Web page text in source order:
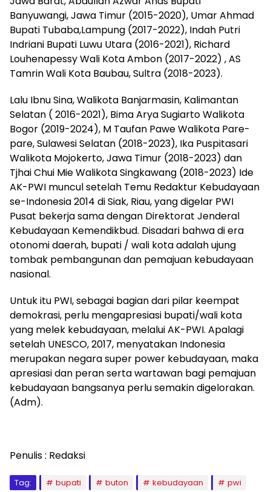
Banyuwangi, Jawa Timur (2015-2020), Umar Ahmad
Bupati Tubaba,Lampung (2017-2022), Indah Putri
Indriani Bupati Luwu Utara (2016-2021), Richard
Louhenapessy Wali Kota Ambon (2017-2022) , AS
Tamrin Wali Kota Baubau, Sultra (2018-2023).
Lalu Ibnu Sina, Walikota Banjarmasin, Kalimantan
Selatan ( 2016-2021), Bima Arya Sugiarto Walikota
Bogor (2019-2024), M Taufan Pawe Walikota Pare-
pare, Sulawesi Selatan (2018-2023), Ika Puspitasari
Walikota Mojokerto, Jawa Timur (2018-2023) dan
Tjhai Chui Mie Walikota Singkawang (2018-2023) Ide
AK-PWI muncul setelah Temu Redaktur Kebudayaan
se-Indonesia 2014 di Siak, Riau, yang digelar PWI
Pusat bekerja sama dengan Direktorat Jenderal
Kebudayaan Kemendikbud. Disadari bahwa di era
otonomi daerah, bupati / wali kota adalah ujung
tombak pembangunan dan pemajuan kebudayaan
nasional.
Untuk itu PWI, sebagai bagian dari pilar keempat
demokrasi, perlu mengapresiasi bupati/wali kota
yang melek kebudayaan, melalui AK-PWI. Apalagi
setelah UNESCO, 2017, menyatakan Indonesia
merupakan negara super power kebudayaan, maka
apresiasi dan peran serta wartawan bagi pemajuan
kebudayaan bangsanya perlu semakin digelorakan.
(Adm).
Penulis : Redaksi
Tag: bupati buton kebudayaan pwi